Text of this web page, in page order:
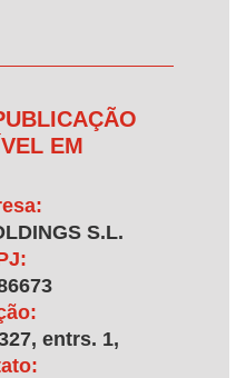
EM
S.L.
entrs. 1,